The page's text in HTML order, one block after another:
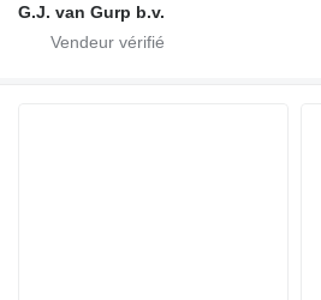
G.J. van Gurp b.v.